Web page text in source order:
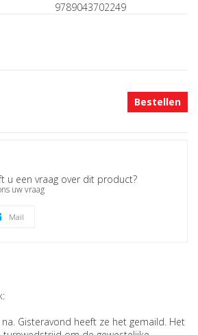
9789043702249
Bestellen
u een vraag over dit product?
uw vraag
Mail
Gisteravond heeft ze het gemaild. Het